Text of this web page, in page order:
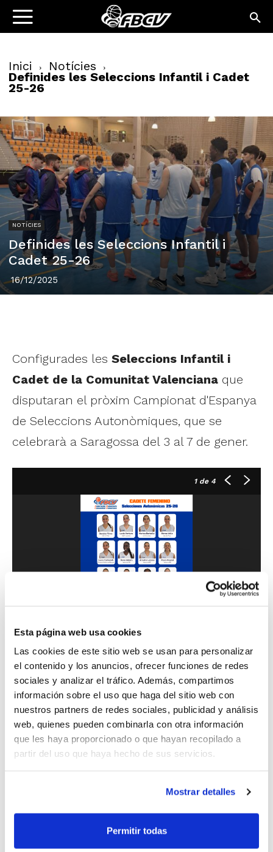
Esta página web usa cookies
Las cookies de este sitio web se usan para personalizar
el contenido y los anuncios, ofrecer funciones de redes
sociales y analizar el tráfico. Además, compartimos
información sobre el uso que haga del sitio web con
nuestros partners de redes sociales, publicidad y análisis
web, quienes pueden combinarla con otra información
que les haya proporcionado o que hayan recopilado a
partir del uso que haya hecho de sus servicios.
Mostrar detalles
Permitir todas
Inici Notícies
Definides les Seleccions Infantil i Cadet
25-26
NOTÍCIES
Definides les Seleccions Infantil i
Cadet 25-26
16/12/2025
Configurades les Seleccions Infantil i
Cadet de la Comunitat Valenciana que
disputaran el pròxim Campionat d'Espanya
de Seleccions Autonòmiques, que se
celebrarà a Saragossa del 3 al 7 de gener.
1de 4
Fins a eixe moment, la FBCV ha programat
dos noves concentracions de treball i la
participació en dos Tornejos que posaran la
guinda a la preparació. Un d'ells, elI
Torneig de Seleccions Autonòmiques
desembre amb la presència dels
combinats de Madrid, Catalunya, Aragó i